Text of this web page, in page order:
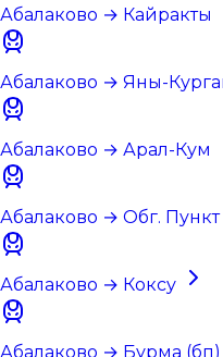
Абалаково → Кайракты
Абалаково → Яны-
Абалаково → Арал-Кум
Абалаково → Обг.
Абалаково → Коксу
Абалаково → Бурма (бп)